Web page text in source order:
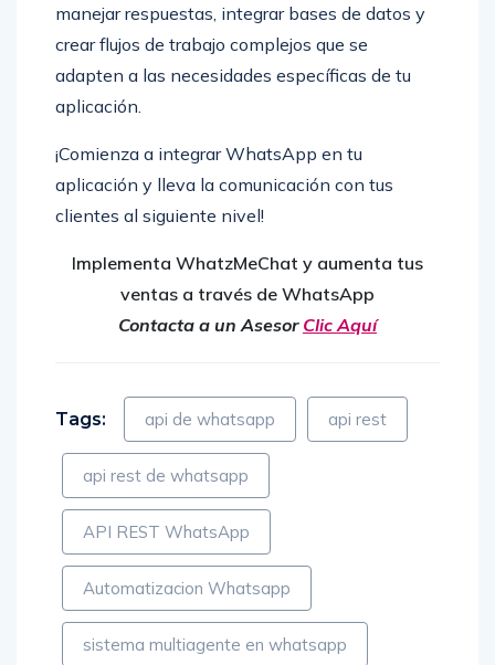
manejar respuestas, integrar bases de datos y
crear flujos de trabajo complejos que se
adapten a las necesidades específicas de tu
aplicación.
¡Comienza a integrar WhatsApp en tu
aplicación y lleva la comunicación con tus
clientes al siguiente nivel!
Implementa WhatzMeChat y aumenta tus
ventas a través de WhatsApp
Contacta a un Asesor Clic Aquí
Tags: api de whatsapp api rest
api rest de whatsapp
API REST WhatsApp
Automatizacion Whatsapp
sistema multiagente en whatsapp